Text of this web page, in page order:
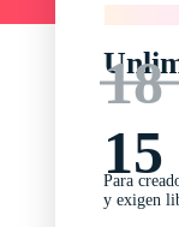
18
Para
y exigen